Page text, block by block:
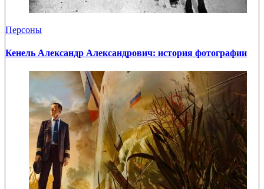
Персоны
Кенель Александр Александрович: история фотографии